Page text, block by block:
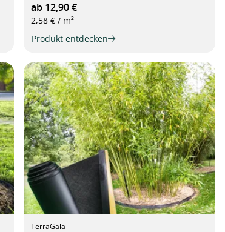
ab 12,90 €
2,58 € / m²
Produkt entdecken
TerraGala